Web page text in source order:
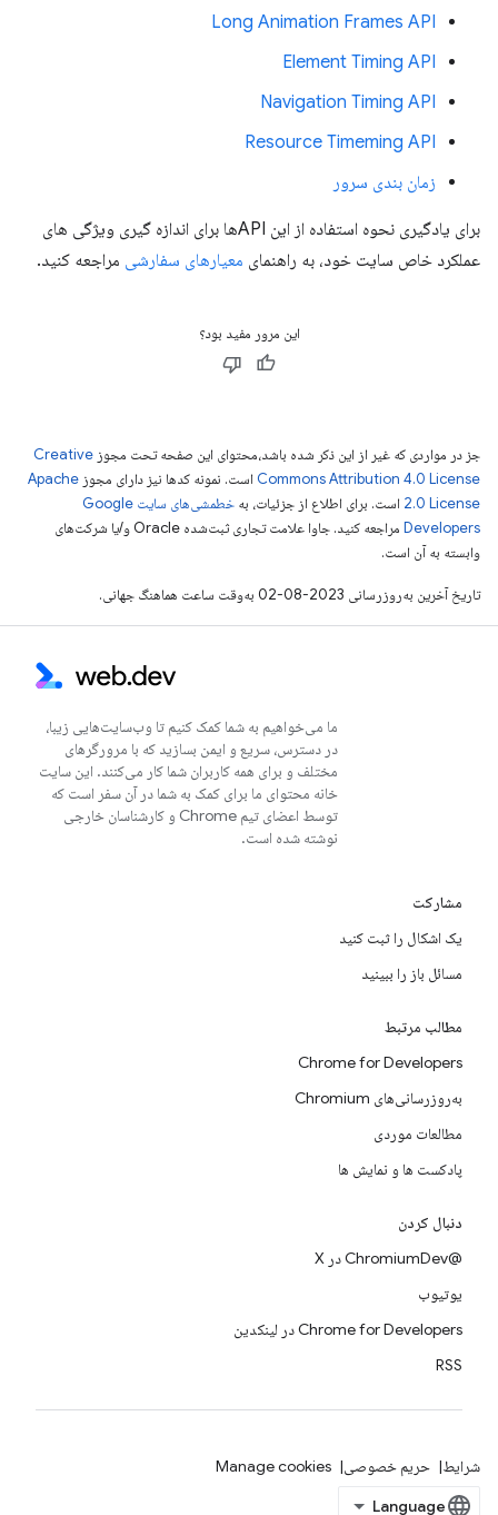
Long Animation Frames API
Element Timing API
Navigation Timing API
Resource Timeming API
زمان بندی سرور
برای یادگیری نحوه استفاده از این APIها برای اندازه گیری ویژگی های
عملکرد خاص سایت خود، به راهنمای معیارهای سفارشی مراجعه کنید.
این مرور مفید بود؟
جز در مواردی که غیر از این ذکر شده باشد،‌محتوای این صفحه تحت مجوز Creative
Commons Attribution 4.0 License است. نمونه کدها نیز دارای مجوز Apache
2.0 License است. برای اطلاع از جزئیات، به
خطمشی‌های سایت Google
Developers‏
مراجعه کنید. جاوا علامت تجاری ثبت‌شده Oracle و/یا شرکت‌های
وابسته به آن است.
تاریخ آخرین به‌روزرسانی 2023-08-02 به‌وقت ساعت هماهنگ جهانی.
ما می‌خواهیم به شما کمک کنیم تا وب‌سایت‌هایی زیبا،
در دسترس، سریع و ایمن بسازید که با مرورگرهای
مختلف و برای همه کاربران شما کار می‌کنند. این سایت
خانه محتوای ما برای کمک به شما در آن سفر است که
توسط اعضای تیم Chrome و کارشناسان خارجی
نوشته شده است.
مشارکت
یک اشکال را ثبت کنید
مسائل باز را ببینید
مطالب مرتبط
Chrome for Developers
به‌روزرسانی‌های Chromium
مطالعات موردی
پادکست ها و نمایش ها
دنبال کردن
@ChromiumDev در X
یوتیوب
Chrome for Developers در لینکدین
RSS
شرایط حریم خصوصی Manage cookies